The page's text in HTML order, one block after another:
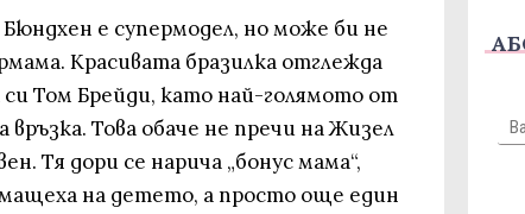
е супермодел, но може би не
Красивата бразилка отглежда
си Том Брейди, като най-голямото от
Това обаче не пречи на Жизел
Тя дори се нарича „бонус мама“,
на детето, а просто още един